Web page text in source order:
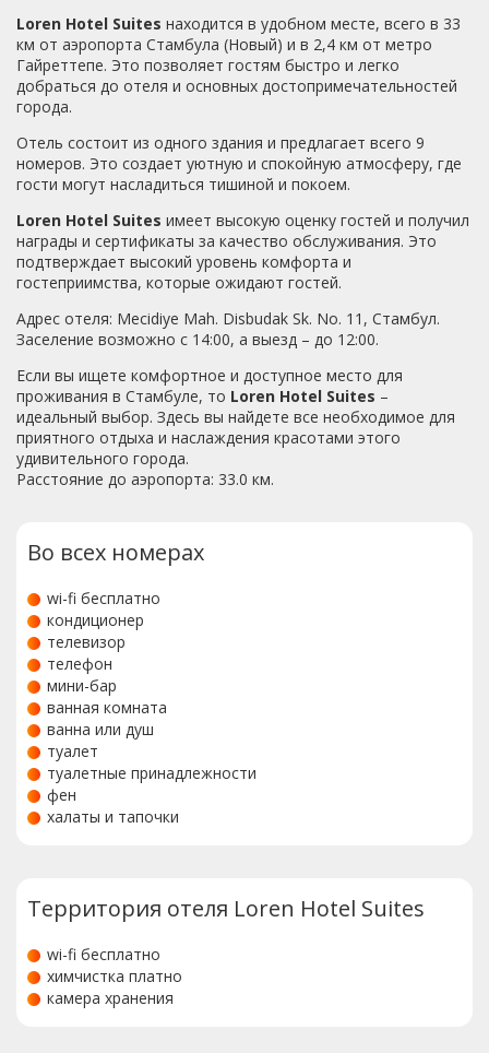
Loren Hotel Suites находится в удобном месте, всего в 33
км от аэропорта Стамбула (Новый) и в 2,4 км от метро
Гайреттепе. Это позволяет гостям быстро и легко
добраться до отеля и основных достопримечательностей
города.
Отель состоит из одного здания и предлагает всего 9
номеров. Это создает уютную и спокойную атмосферу, где
гости могут насладиться тишиной и покоем.
Loren Hotel Suites имеет высокую оценку гостей и получил
награды и сертификаты за качество обслуживания. Это
подтверждает высокий уровень комфорта и
гостеприимства, которые ожидают гостей.
Адрес отеля: Mecidiye Mah. Disbudak Sk. No. 11, Стамбул.
Заселение возможно с 14:00, а выезд – до 12:00.
Если вы ищете комфортное и доступное место для
проживания в Стамбуле, то Loren Hotel Suites –
идеальный выбор. Здесь вы найдете все необходимое для
приятного отдыха и наслаждения красотами этого
удивительного города.
Расстояние до аэропорта: 33.0 км.
Во всех номерах
wi-fi бесплатно
кондиционер
телевизор
телефон
мини-бар
ванная комната
ванна или душ
туалет
туалетные принадлежности
фен
халаты и тапочки
Территория отеля Loren Hotel Suites
wi-fi бесплатно
химчистка платно
камера хранения